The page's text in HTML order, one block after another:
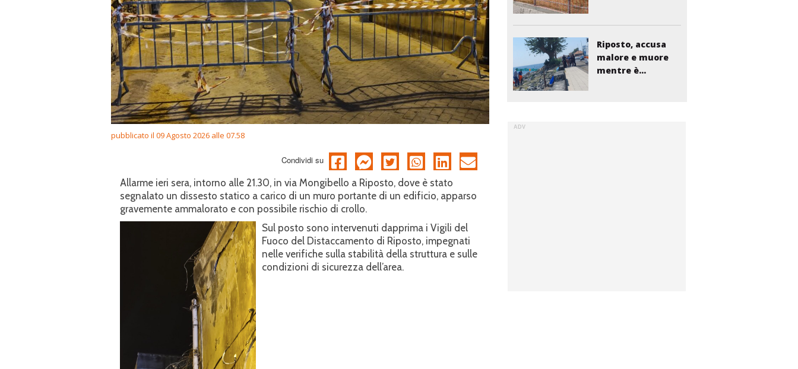
pubblicato il 09 Agosto 2026 alle 07.58
Condividi su
Allarme ieri sera, intorno alle 21.30, in via Mongibello a Riposto, dove è stato
segnalato un dissesto statico a carico di un muro portante di un edificio, apparso
gravemente ammalorato e con possibile rischio di crollo.
Sul posto sono intervenuti dapprima i Vigili del
Fuoco del Distaccamento di Riposto, impegnati
nelle verifiche sulla stabilità della struttura e sulle
condizioni di sicurezza dell’area.
Riposto, accusa
malore e muore
mentre è...